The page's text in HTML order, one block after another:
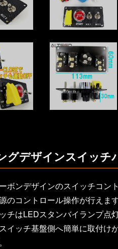
グデザインスイッチ
ボンデザインのスイッチコン
のコントロール操作が行えます
チはLEDスタンバイランプ点
イッチ基盤側へ簡単に取付け